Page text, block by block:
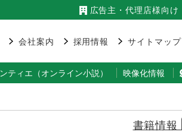
広告主・代理店様向け
会社案内 採用情報 サイトマップ
ティエ（オンライン小説） 映像化情報
書籍情報